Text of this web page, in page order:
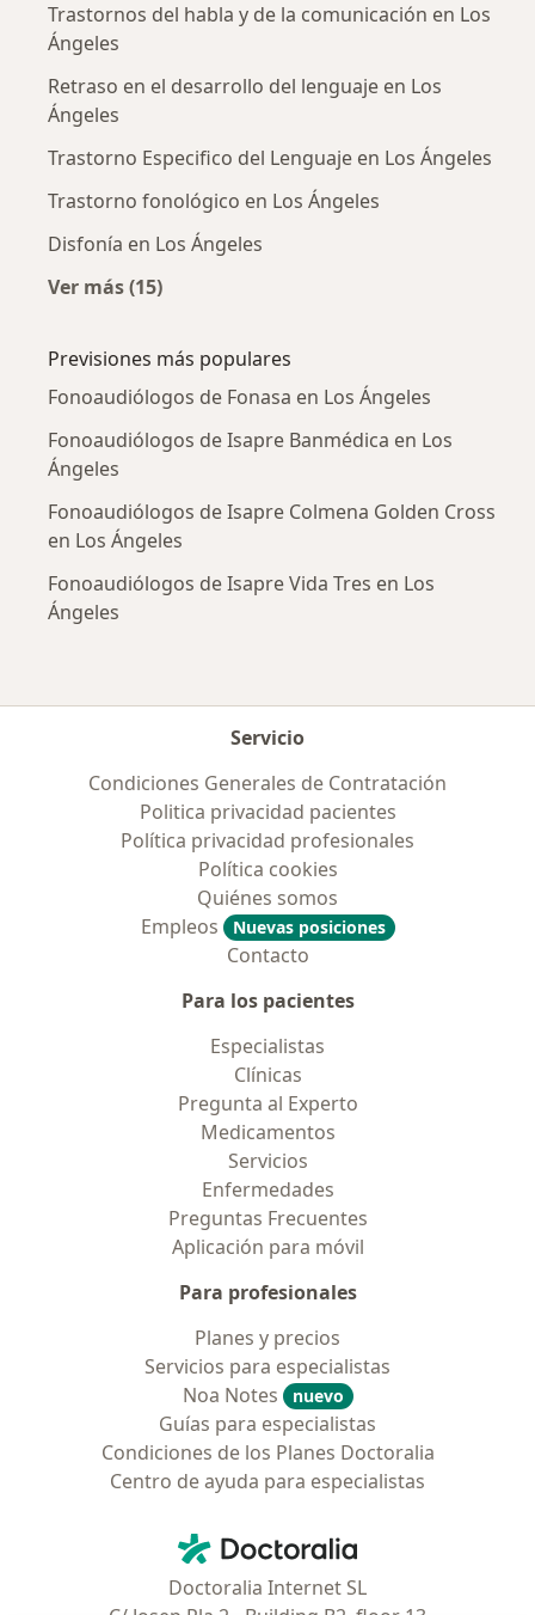
Trastornos del habla y de la comunicación en Los
Ángeles
Retraso en el desarrollo del lenguaje en Los
Ángeles
Trastorno Especifico del Lenguaje en Los Ángeles
Trastorno fonológico en Los Ángeles
Disfonía en Los Ángeles
Ver más (15)
Previsiones más populares
Fonoaudiólogos de Fonasa en Los Ángeles
Fonoaudiólogos de Isapre Banmédica en Los
Ángeles
Fonoaudiólogos de Isapre Colmena Golden Cross
en Los Ángeles
Fonoaudiólogos de Isapre Vida Tres en Los
Ángeles
Servicio
Condiciones Generales de Contratación
Politica privacidad pacientes
Política privacidad profesionales
Política cookies
Quiénes somos
Empleos
Nuevas posiciones
Contacto
Para los pacientes
Especialistas
Clínicas
Pregunta al Experto
Medicamentos
Servicios
Enfermedades
Preguntas Frecuentes
Aplicación para móvil
Para profesionales
Planes y precios
Servicios para especialistas
Noa Notes
nuevo
Guías para especialistas
Condiciones de los Planes Doctoralia
Centro de ayuda para especialistas
Doctoralia - Página de inicio
Doctoralia Internet SL